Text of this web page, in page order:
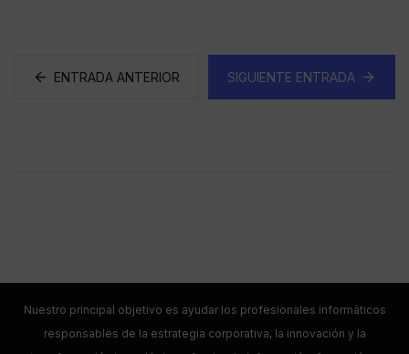
ENTRADA ANTERIOR SIGUIENTE ENTRADA
Nuestro principal objetivo es ayudar los profesionales informáticos
responsables de la estrategia corporativa, la innovación y la